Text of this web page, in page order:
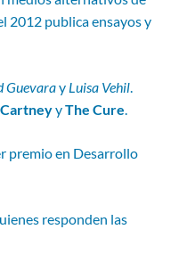
2012 publica ensayos y
Guevaray Luisa Vehil.
yThe Cure.
premio en Desarrollo
responden las